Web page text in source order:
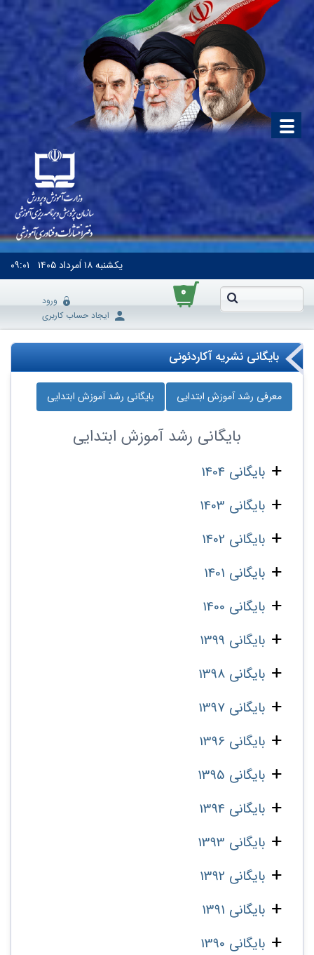
یکشنبه۱۸ اَمرداد ۱۴۰۵ ۰۹:۰۱
۰
ورود
ایجاد حساب کاربری
بایگانی نشریه آکاردئونی
معرفی رشد آموزش ابتدایی بایگانی رشد آموزش ابتدایی
بایگانی رشد آموزش ابتدایی
بایگانی 1404
بایگانی 1403
بایگانی 1402
بایگانی 1401
بایگانی 1400
بایگانی 1399
بایگانی 1398
بایگانی 1397
بایگانی 1396
بایگانی 1395
بایگانی 1394
بایگانی 1393
بایگانی 1392
بایگانی 1391
بایگانی 1390